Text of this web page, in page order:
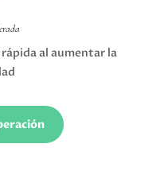
al aumentar la